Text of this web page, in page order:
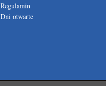
Regulamin
Dni otwarte